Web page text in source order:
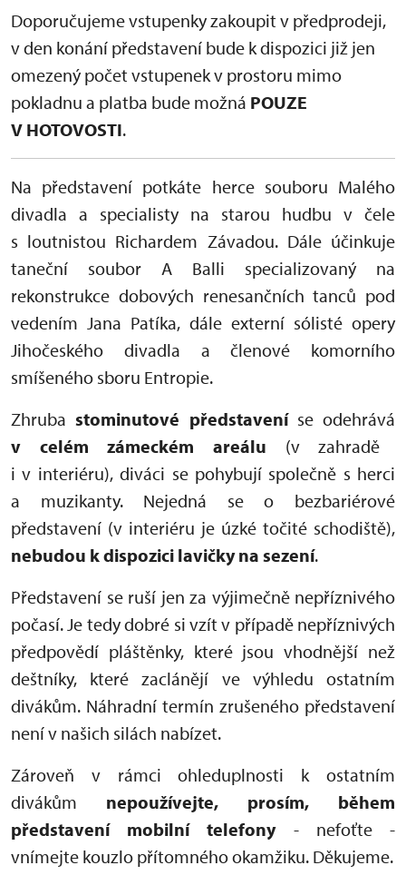
Doporučujeme vstupenky zakoupit v předprodeji,
v den konání představení bude k dispozici již jen
omezený počet vstupenek v prostoru mimo
pokladnu a platba bude možná POUZE
V HOTOVOSTI.
Na představení potkáte herce souboru Malého
divadla a specialisty na starou hudbu v čele
s loutnistou Richardem Závadou. Dále účinkuje
taneční soubor A Balli specializovaný na
rekonstrukce dobových renesančních tanců pod
vedením Jana Patíka, dále externí sólisté opery
Jihočeského divadla a členové komorního
smíšeného sboru Entropie.
Zhruba stominutové představeníse odehrává
v celém zámeckém areálu (v zahradě
i v interiéru), diváci se pohybují společně s herci
a muzikanty. Nejedná se o bezbariérové
představení (v interiéru je úzké točité schodiště),
nebudou k dispozici lavičky na sezení.
Představení se ruší jen za výjimečně nepříznivého
počasí. Je tedy dobré si vzít v případě nepříznivých
předpovědí pláštěnky, které jsou vhodnější než
deštníky, které zaclánějí ve výhledu ostatním
divákům. Náhradní termín zrušeného představení
není v našich silách nabízet.
Zároveň v rámci ohleduplnosti k ostatním
divákům nepoužívejte, prosím, během
představení mobilní telefony- nefoťte -
vnímejte kouzlo přítomného okamžiku. Děkujeme.